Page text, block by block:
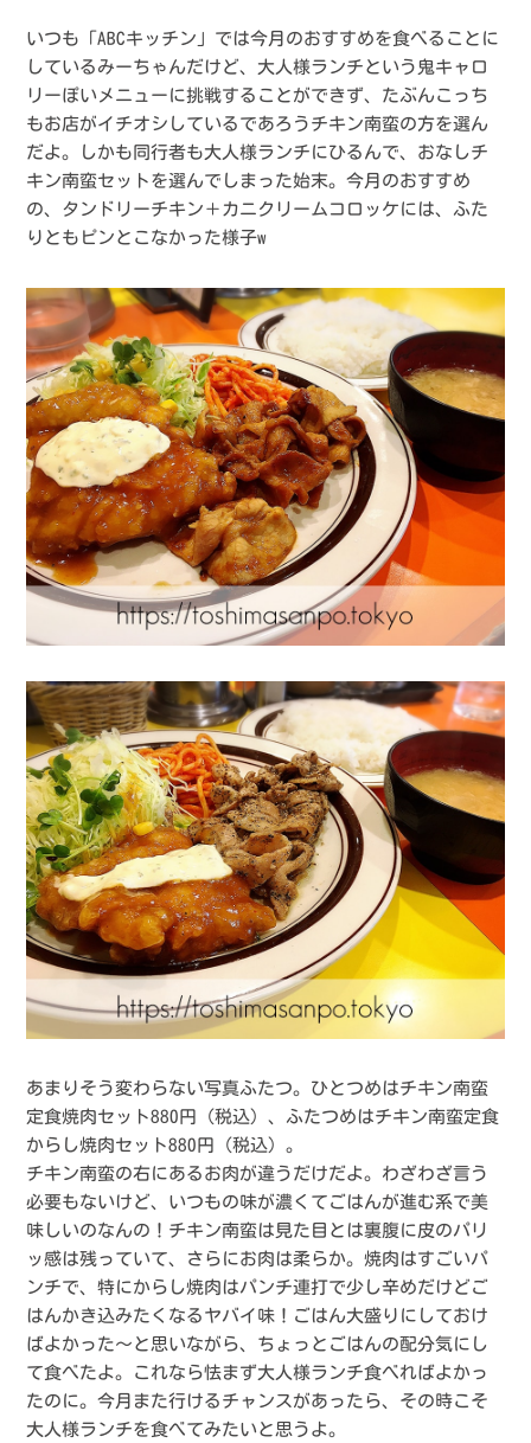
いつも「ABCキッチン」では今月のおすすめを食べることに
しているみーちゃんだけど、大人様ランチという鬼キャロ
リーぽいメニューに挑戦することができず、たぶんこっち
もお店がイチオシしているであろうチキン南蛮の方を選ん
だよ。しかも同行者も大人様ランチにひるんで、おなしチ
キン南蛮セットを選んでしまった始末。今月のおすすめ
の、タンドリーチキン＋カニクリームコロッケには、ふた
りともピンとこなかった様子w
あまりそう変わらない写真ふたつ。ひとつめはチキン南蛮
定食焼肉セット880円（税込）、ふたつめはチキン南蛮定食
からし焼肉セット880円（税込）。
チキン南蛮の右にあるお肉が違うだけだよ。わざわざ言う
必要もないけど、いつもの味が濃くてごはんが進む系で美
味しいのなんの！チキン南蛮は見た目とは裏腹に皮のパリ
ッ感は残っていて、さらにお肉は柔らか。焼肉はすごいパ
ンチで、特にからし焼肉はパンチ連打で少し辛めだけどご
はんかき込みたくなるヤバイ味！ごはん大盛りにしておけ
ばよかった〜と思いながら、ちょっとごはんの配分気にし
て食べたよ。これなら怯まず大人様ランチ食べればよかっ
たのに。今月また行けるチャンスがあったら、その時こそ
大人様ランチを食べてみたいと思うよ。